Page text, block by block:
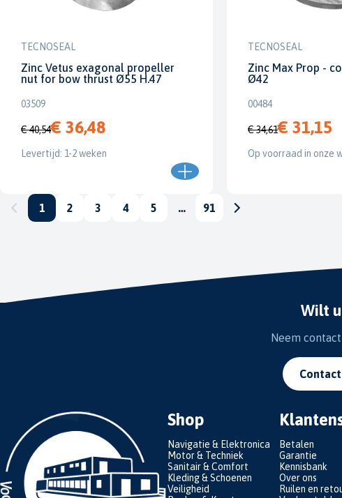
TECNOSEAL
Zinc Vetus exagonal propeller
nut for bow thrust Ø55 H.47
03509
€ 40,54€ 36,48
Levertijd: 1-2 weken
TECNOSEAL
Zinc Max Prop -
Ø42
00484
€ 34,61€ 31,15
Op voorraad in onze
1 2 3 4 5 … 91
Wilt
Neem
Shop
Navigatie & Elektronica
Motor & Techniek
Sanitair & Comfort
Kleding & Schoenen
Veiligheid
Betalen
Garantie
Kennisbank
Over ons
Ruilen en